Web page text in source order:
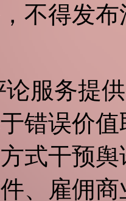
不得发
服务提
错误价
式干预
、雇佣